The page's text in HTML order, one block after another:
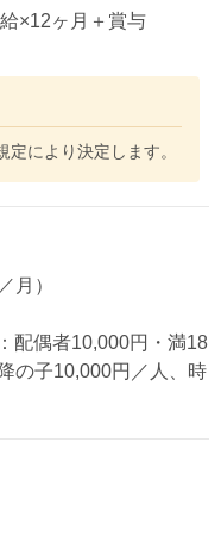
×12ヶ月＋賞与
により決定します。
月）
配偶者10,000円・満18
の子10,000円／人、時